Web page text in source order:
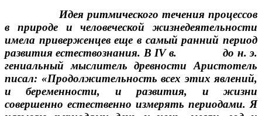
Идея ритмического течения процессов
в природе и человеческой жизнедеятельности
имела приверженцев еще в самый ранний период
развития естествознания. В IV в. до н. э.
гениальный мыслитель древности Аристотель
писал: «Продолжительность всех этих явлений,
и беременности, и развития, и жизни
совершенно естественно измерять периодами. Я